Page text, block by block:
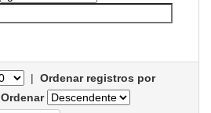
| Ordenar registros por
Ordenar